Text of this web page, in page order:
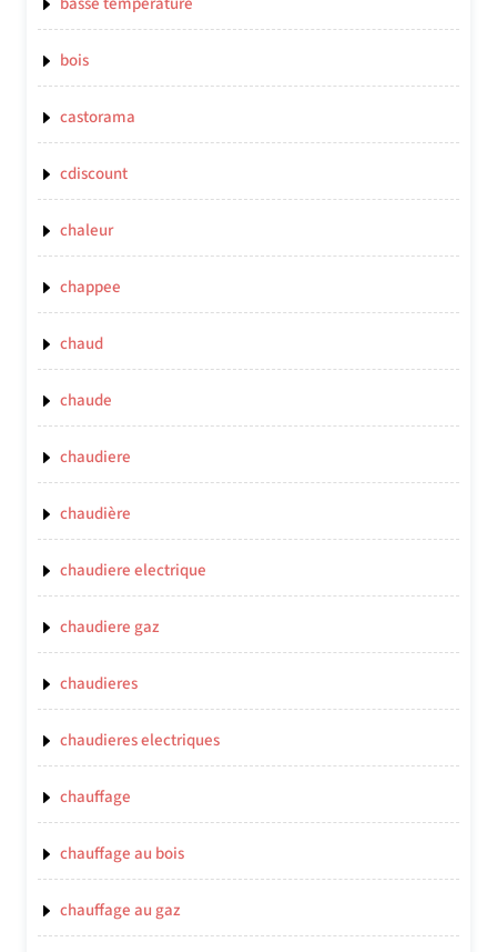
bois
castorama
cdiscount
chaleur
chappee
chaud
chaude
chaudiere
chaudière
chaudiere electrique
chaudiere gaz
chaudieres
chaudieres electriques
chauffage
chauffage au bois
chauffage au gaz